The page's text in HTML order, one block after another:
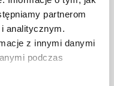
partnerom
analitycznym.
z innymi danymi
podczas
2019 r.
W artykule